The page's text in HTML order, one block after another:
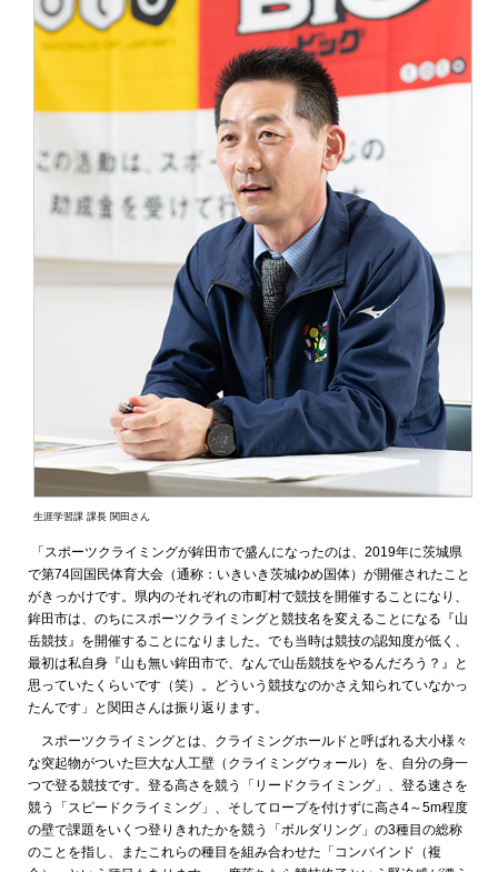
生涯学習課 課長 関田さん
「スポーツクライミングが鉾田市で盛んになったのは、2019年に茨城県
で第74回国民体育大会（通称：いきいき茨城ゆめ国体）が開催されたこと
がきっかけです。県内のそれぞれの市町村で競技を開催することになり、
鉾田市は、のちにスポーツクライミングと競技名を変えることになる『山
岳競技』を開催することになりました。でも当時は競技の認知度が低く、
最初は私自身『山も無い鉾田市で、なんで山岳競技をやるんだろう？』と
思っていたくらいです（笑）。どういう競技なのかさえ知られていなかっ
たんです」と関田さんは振り返ります。
スポーツクライミングとは、クライミングホールドと呼ばれる大小様々
な突起物がついた巨大な人工壁（クライミングウォール）を、自分の身一
つで登る競技です。登る高さを競う「リードクライミング」、登る速さを
競う「スピードクライミング」、そしてロープを付けずに高さ4～5m程度
の壁で課題をいくつ登りきれたかを競う「ボルダリング」の3種目の総称
のことを指し、またこれらの種目を組み合わせた「コンバインド（複